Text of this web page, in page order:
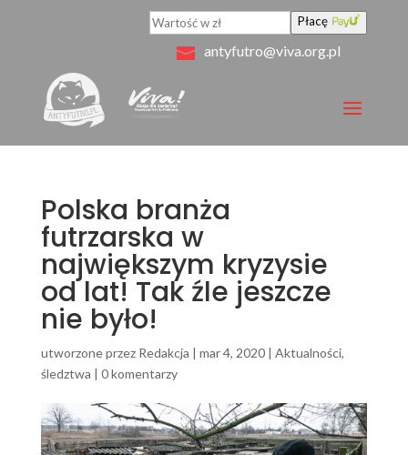
Płacę
antyfutro@viva.org.pl
Polska branża
futrzarska w
największym kryzysie
od lat! Tak źle jeszcze
nie było!
utworzone przez Redakcja | mar 4, 2020| Aktualności,
śledztwa | 0 komentarzy